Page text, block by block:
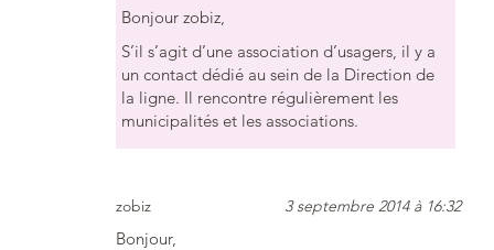
Bonjour zobiz,
S’il s’agit d’une association d’usagers, il y a
un contact dédié au sein de la Direction de
la ligne. Il rencontre régulièrement les
municipalités et les associations.
zobiz 3 septembre 2014 à 16:32
Bonjour,